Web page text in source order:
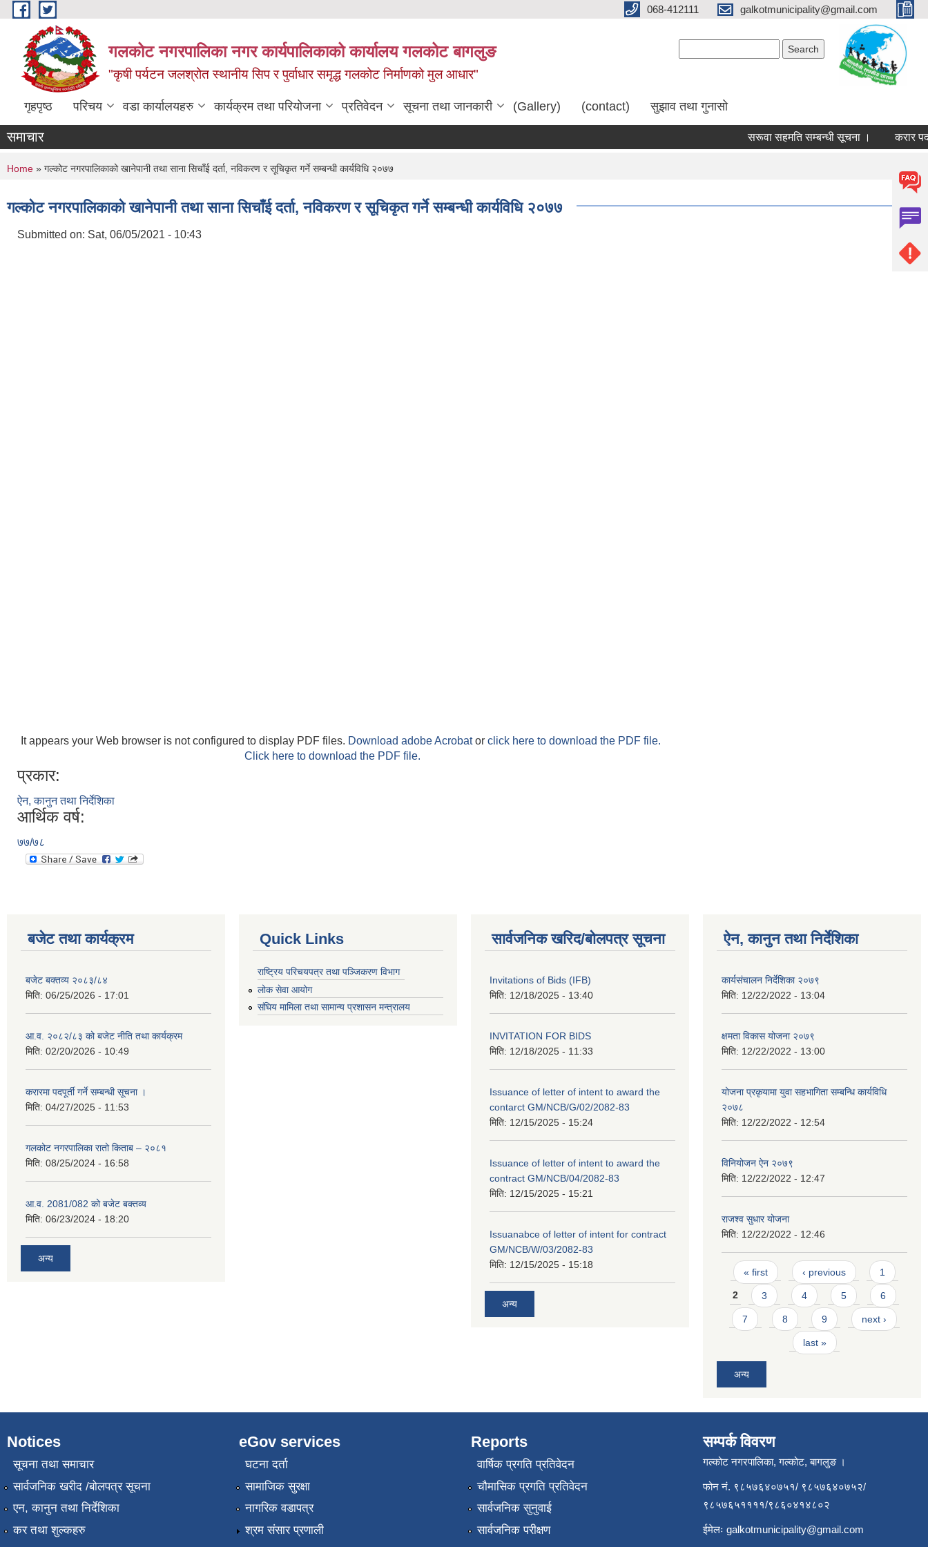
Skip to main content 068-412111 galkotmunicipality@gmail.com
गलकोट नगरपालिका नगर कार्यपालिकाको कार्यालय गलकोट बागलुङ
"कृषी पर्यटन जलश्रोत स्थानीय सिप र पुर्वाधार समृद्ध गलकोट निर्माणको मुल आधार"
गृहपृष्ठ परिचय वडा कार्यालयहरु कार्यक्रम तथा परियोजना प्रतिवेदन सूचना तथा जानकारी (Gallery) (contact) सुझाव तथा गुनासो
समाचार सरूवा सहमति सम्बन्धी सूचना । करार
You are here
Home » गल्कोट नगरपालिकाको खानेपानी तथा साना सिचाँई दर्ता, नविकरण र सूचिकृत गर्ने सम्बन्धी कार्यविधि २०७७
गल्कोट नगरपालिकाको खानेपानी तथा साना सिचाँई दर्ता, नविकरण र सूचिकृत गर्ने सम्बन्धी कार्यविधि २०७७
Submitted on: Sat, 06/05/2021 - 10:43
It appears your Web browser is not configured to display PDF files. Download adobe Acrobator click here to download the PDF file.
Click here to download the PDF file.
प्रकार:
ऐन, कानुन तथा निर्देशिका
आर्थिक वर्ष:
७७/७८
बजेट तथा कार्यक्रम
बजेट बक्तव्य २०८३/८४
मिति: 06/25/2026 - 17:01
आ.व. २०८२/८३ को बजेट नीति तथा कार्यक्रम
मिति: 02/20/2026 - 10:49
करारमा पदपूर्ती गर्ने सम्बन्धी सूचना ।
मिति: 04/27/2025 - 11:53
गलकोट नगरपालिका रातो किताब – २०८१
मिति: 08/25/2024 - 16:58
आ.व. 2081/082 को बजेट बक्तव्य
मिति: 06/23/2024 - 18:20
अन्य
Quick Links
राष्ट्रिय परिचयपत्र तथा पञ्जिकरण विभाग
लोक सेवा आयोग
संघिय मामिला तथा सामान्य प्रशासन मन्त्रालय
सार्वजनिक खरिद/बोलपत्र सूचना
Invitations of Bids (IFB)
मिति: 12/18/2025 - 13:40
INVITATION FOR BIDS
मिति: 12/18/2025 - 11:33
Issuance of letter of intent to award the
contarct GM/NCB/G/02/2082-83
मिति: 12/15/2025 - 15:24
Issuance of letter of intent to award the
contract GM/NCB/04/2082-83
मिति: 12/15/2025 - 15:21
Issuanabce of letter of intent for contract
GM/NCB/W/03/2082-83
मिति: 12/15/2025 - 15:18
अन्य
ऐन, कानुन तथा निर्देशिका
कार्यसंचालन निर्देशिका २०७९
मिति: 12/22/2022 - 13:04
क्षमता विकास योजना २०७९
मिति: 12/22/2022 - 13:00
योजना प्रकृयामा युवा सहभागिता सम्बन्धि कार्यविधि
२०७८
मिति: 12/22/2022 - 12:54
विनियोजन ऐन २०७९
मिति: 12/22/2022 - 12:47
राजश्व सुधार योजना
मिति: 12/22/2022 - 12:46
Pages
« first ‹ previous 1
2 3 4 5 6
7 8 9 next ›
last »
अन्य
Notices
सूचना तथा समाचार
सार्वजनिक खरीद /बोलपत्र सूचना
एन, कानुन तथा निर्देशिका
कर तथा शुल्कहरु
eGov services
घटना दर्ता
सामाजिक सुरक्षा
नागरिक वडापत्र
श्रम संसार प्रणाली
Reports
वार्षिक प्रगति प्रतिवेदन
चौमासिक प्रगति प्रतिवेदन
सार्वजनिक सुनुवाई
सार्वजनिक परीक्षण
सम्पर्क विवरण
गल्कोट नगरपालिका, गल्कोट, बागलुङ ।
फोन नं. ९८५७६४०७५१/ ९८५७६४०७५२/
९८५७६५११११/९८६०४१४८०२
ईमेलः galkotmunicipality@gmail.com